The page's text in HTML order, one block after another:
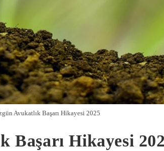
Avukatlık Başarı Hikayesi 2025
Başarı Hikayesi